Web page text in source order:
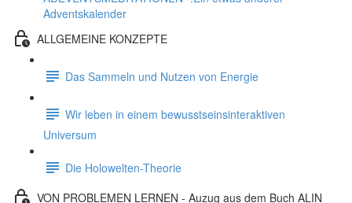
Adventskalender
ALLGEMEINE KONZEPTE
Das Sammeln und Nutzen von Energie
Wir leben in einem bewusstseinsinteraktiven
Universum
Die Holowelten-Theorie
VON PROBLEMEN LERNEN - Auzug aus dem Buch ALIN